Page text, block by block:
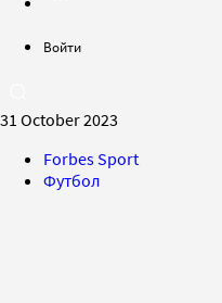
Войти
31 October 2023
Forbes Sport
Футбол